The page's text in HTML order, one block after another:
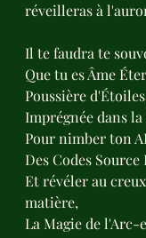
réveilleras à
Il te faudra te
Que tu es Âme
Poussière
Imprégnée dans la
Pour nimber ton
Des Codes Source
Et révéler au
matière,
La Magie de l'Arc-